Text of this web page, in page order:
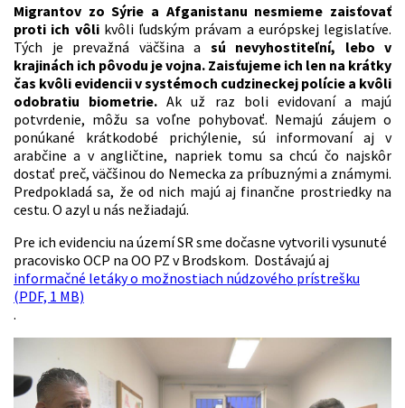
Migrantov zo Sýrie a Afganistanu nesmieme zaisťovať
proti ich vôlikvôli ľudským právam a európskej legislatíve.
Tých je prevažná väčšina a sú nevyhostiteľní, lebo v
krajinách ich pôvodu je vojna. Zaisťujeme ich len na krátky
čas kvôli evidencii v systémoch cudzineckej polície a kvôli
odobratiu biometrie. Ak už raz boli evidovaní a majú
potvrdenie, môžu sa voľne pohybovať. Nemajú záujem o
ponúkané krátkodobé prichýlenie, sú informovaní aj v
arabčine a v angličtine, napriek tomu sa chcú čo najskôr
dostať preč, väčšinou do Nemecka za príbuznými a známymi.
Predpokladá sa, že od nich majú aj finančne prostriedky na
cestu. O azyl u nás nežiadajú.
Pre ich evidenciu na území SR sme dočasne vytvorili vysunuté
pracovisko OCP na OO PZ v Brodskom. Dostávajú aj
informačné letáky o možnostiach núdzového prístrešku
(PDF, 1 MB)
.